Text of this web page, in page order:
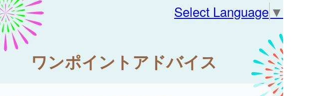
Select Language ▼
ワンポイントアドバイス